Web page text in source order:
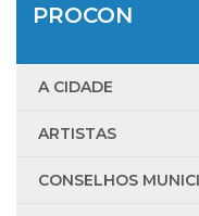
PROCON
A CIDADE
ARTISTAS
CONSELHOS